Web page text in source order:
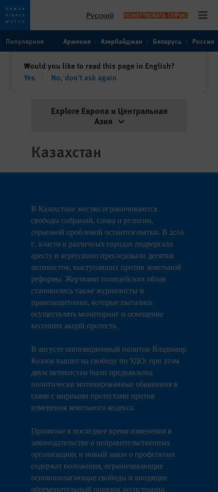
toto
content
Русский ПОЖЕРТВОВАТЬ СЕЙЧАС
Популярное Армения Азербайджан Беларусь Россия
Would you like to read this page in English?
Yes
No, don't ask again
✕закрыть
Explore Европа и Центральная
Азия
Казахстан
В Казахстане жестко ограничиваются
свободы собраний, слова и религии,
серьезной проблемой остаются пытки. В 2016
г. власти в различных городах подвергали
аресту и агрессивно преследовали десятки
активистов, выступавших против земельной
реформы. Жертвами полицейских облав
становились также журналисты и
правозащитники, которые пытались
осуществлять мониторинг и освещение
весенних акций протеста.
В августе оппозиционный политик Владимир
Козлов вышел на свободу по УДО; при этом
двум активистам были предъявлены
политически мотивированные обвинения в
связи с мирными протестами против
изменения земельного кодекса.
Принятые в последнее время изменения в
законодательстве о неправительственных
организациях и новый закон о профсоюзах
содержат положения, ограничивающие
основополагающие свободы и вводящие
обременительный порядок регистрации,